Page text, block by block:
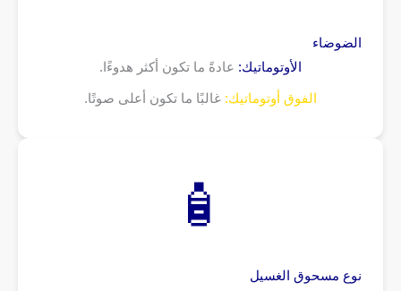
الضوضاء
الأوتوماتيك: عادةً ما تكون أكثر هدوءًا.
الفوق أوتوماتيك: غالبًا ما تكون أعلى صوتًا.
🧴
نوع مسحوق الغسيل